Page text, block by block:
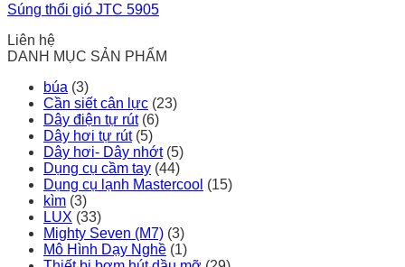
Súng thổi gió JTC 5905
Liên hệ
DANH MỤC SẢN PHẨM
búa (3)
Cần siết cân lực (23)
Dây điện tự rút (6)
Dây hơi tự rút (5)
Dây hơi- Dây nhớt (5)
Dụng cụ cầm tay (44)
Dụng cụ lạnh Mastercool (15)
kìm (3)
LUX (33)
Mighty Seven (M7) (3)
Mô Hình Dạy Nghề (1)